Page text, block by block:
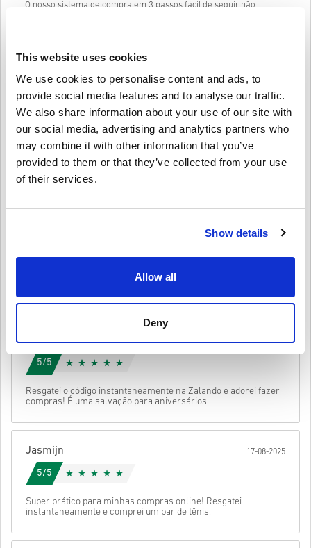
This website uses cookies
We use cookies to personalise content and ads, to
provide social media features and to analyse our traffic.
We also share information about your use of our site with
our social media, advertising and analytics partners who
may combine it with other information that you’ve
provided to them or that they’ve collected from your use
of their services.
Show details
Allow all
Deny
O nosso sistema de compra em 3 passos fácil de seguir não
requer apenas um endereço de e-mail e um método de pagamento
EUR NL rápido em livecards.net e fácil.
Como funciona na Livecards.net
Novo na Livecards.net? Comprar códigos digitais é rápido e fácil:
Vê o guia rápido acima ou segue os passos abaixo 👇
• Escolhe o teu produto
• Seleciona o método de pagamento preferido
• Conclui a tua encomenda
Depois disso, vais receber um e-mail com um link seguro para
Isenção de responsabilidade
Os produtosPré-encomendaserão entregues antes ou na
data de lançamento mencionada, enquanto os itens em
Se você tiver algum problema com uma compra, notifique-
Esses códigos para download são produzidos pelo
Esses códigos não têm prazo de validade.
Conteúdo para download ou produtos DLC - Você deve ter o
jogo original para jogar esta expansão.
Você pode receber mais de um código para alguns
produtos.
Cancelar Mandar
23-08-2025
Recebi instantaneamente e comprei logo de seguida. Tive um
Lieke 20-08-2025
5/5
Resgatei o código instantaneamente na Zalando e adorei fazer
compras! É uma salvação para aniversários.
Jasmijn 17-08-2025
5/5
Super prático para minhas compras online! Resgatei
instantaneamente e comprei um par de tênis.